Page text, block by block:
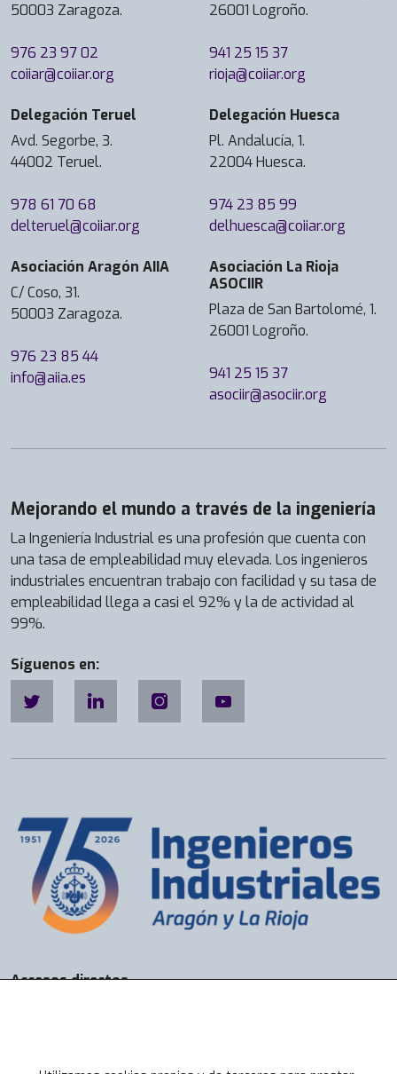
50003 Zaragoza.
976 23 97 02
coiiar@coiiar.org
26001 Logroño.
941 25 15 37
rioja@coiiar.org
Delegación Teruel
Avd. Segorbe, 3.
44002 Teruel.
978 61 70 68
delteruel@coiiar.org
Delegación Huesca
Pl. Andalucía, 1.
22004 Huesca.
974 23 85 99
delhuesca@coiiar.org
Asociación Aragón AIIA
C/ Coso, 31.
50003 Zaragoza.
976 23 85 44
info@aiia.es
Asociación La Rioja
ASOCIIR
Plaza de San Bartolomé, 1.
26001 Logroño.
941 25 15 37
asociir@asociir.org
Mejorando el mundo a través de la ingeniería
La Ingeniería Industrial es una profesión que cuenta con
una tasa de empleabilidad muy elevada. Los ingenieros
industriales encuentran trabajo con facilidad y su tasa de
empleabilidad llega a casi el 92% y la de actividad al
99%.
Síguenos en:
Accesos directos